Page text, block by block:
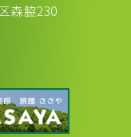
森脇230